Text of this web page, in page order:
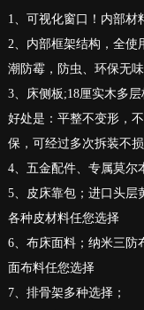
1、可视化窗口！内部材
2、内部框架结构，全使
潮防霉，防虫、环保无
3、床侧板;18厘实木多
好处是：平整不变形，
保，可经过多次拆装不
4、五金配件、专属莫尔
5、皮床靠包；进口头层
各种皮材料任您选择
6、布床面料；纳米三防
面布料任您选择
7、排骨架多种选择；